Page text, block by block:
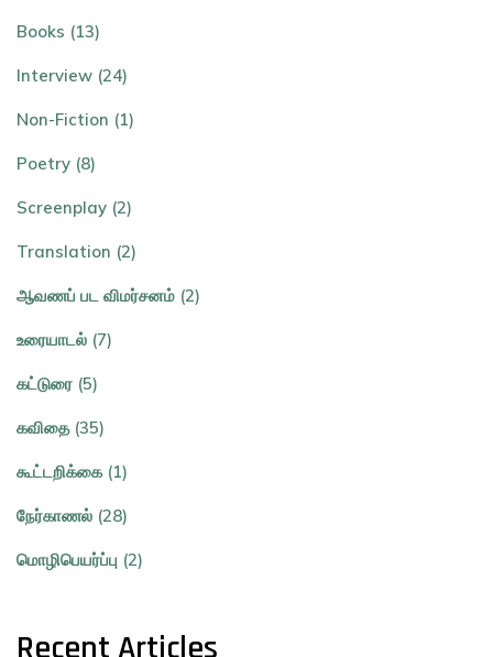
Books (13)
Interview (24)
Non-Fiction (1)
Poetry (8)
Screenplay (2)
Translation (2)
ஆவணப் பட விமர்சனம் (2)
உரையாடல் (7)
கட்டுரை (5)
கவிதை (35)
கூட்டறிக்கை (1)
நேர்காணல் (28)
மொழிபெயர்ப்பு (2)